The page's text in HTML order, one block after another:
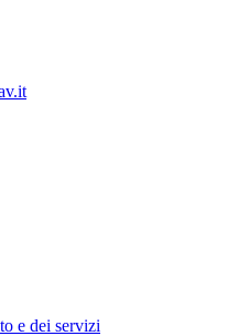
e dei servizi